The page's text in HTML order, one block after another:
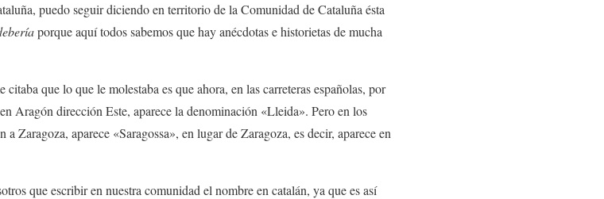
puedo seguir diciendo en territorio de la Comunidad de Cataluña ésta
porque aquí todos sabemos que hay anécdotas e historietas de mucha
que lo que le molestaba es que ahora, en las carreteras españolas, por
Aragón dirección Este, aparece la denominación «Lleida». Pero en los
Zaragoza, aparece «Saragossa», en lugar de Zaragoza, es decir, aparece en
que escribir en nuestra comunidad el nombre en catalán, ya que es así